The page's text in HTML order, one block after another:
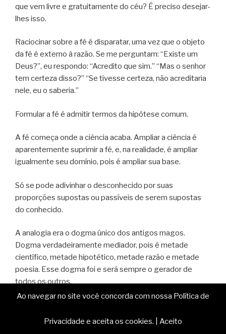
que vem livre e gratuitamente do céu? É preciso desejar-
lhes isso.
Raciocinar sobre a fé é disparatar, uma vez que o objeto
da fé é externo à razão. Se me perguntam: “Existe um
Deus?”, eu respondo: “Acredito que sim.” “Mas o senhor
tem certeza disso?” “Se tivesse certeza, não acreditaria
nele, eu o saberia.”
Formular a fé é admitir termos da hipótese comum.
A fé começa onde a ciência acaba. Ampliar a ciência é
aparentemente suprimir a fé, e, na realidade, é ampliar
igualmente seu domínio, pois é ampliar sua base.
Só se pode adivinhar o desconhecido por suas
proporções supostas ou passíveis de serem supostas
do conhecido.
A analogia era o dogma único dos antigos magos.
Dogma verdadeiramente mediador, pois é metade
científico, metade hipotético, metade razão e metade
poesia. Esse dogma foi e será sempre o gerador de
todos os outros.
humana o ideal mais divino.
Ao navegar no site você concorda com nossa Política de
Privacidade e aceita os cookies. Aceito